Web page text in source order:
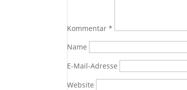
Kommentar*
Name
E-Mail-Adresse
Website